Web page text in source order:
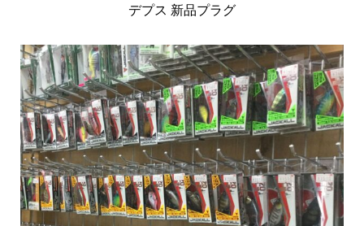
デプス 新品プラグ